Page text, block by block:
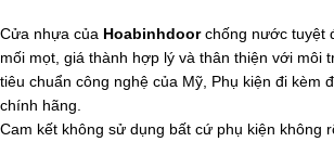
Cửa nhựa của Hoabinhdoorchống nước tuyệt
mối mọt, giá thành hợp lý và thân thiện với môi
tiêu chuẩn công nghệ của Mỹ, Phụ kiện đi kèm
chính hãng.
Cam kết không sử dụng bất cứ phụ kiện không